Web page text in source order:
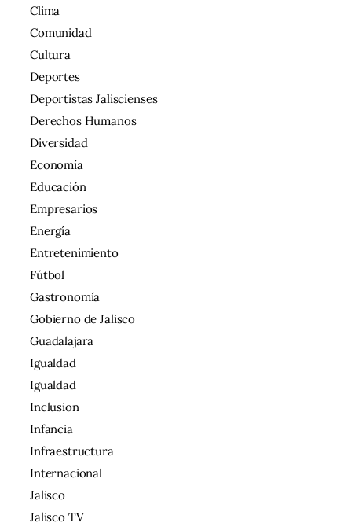
Clima
Comunidad
Cultura
Deportes
Deportistas Jaliscienses
Derechos Humanos
Diversidad
Economía
Educación
Empresarios
Energía
Entretenimiento
Fútbol
Gastronomía
Gobierno de Jalisco
Guadalajara
Igualdad
Igualdad
Inclusion
Infancia
Infraestructura
Internacional
Jalisco
Jalisco TV